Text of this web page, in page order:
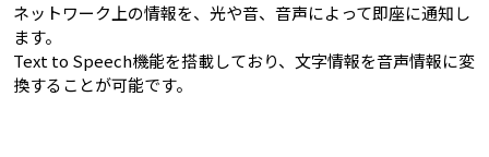
ネットワーク上の情報を、光や音、音声によって即座に通知し
ます。
Text to Speech機能を搭載しており、文字情報を音声情報に変
換することが可能です。